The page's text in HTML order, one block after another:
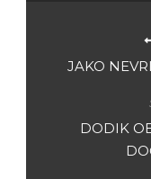
JAKO
DODIK